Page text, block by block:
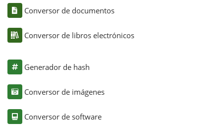
Conversor de documentos
Conversor de libros electrónicos
Generador de hash
Conversor de imágenes
Conversor de software